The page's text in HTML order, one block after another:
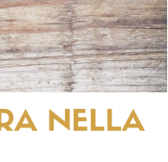
NELLA